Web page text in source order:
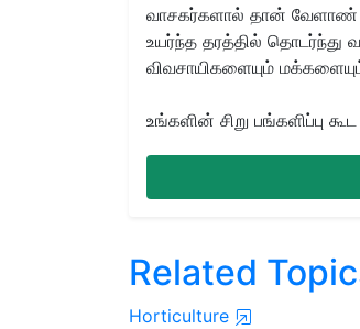
வாசகர்களால் தான் வேளாண்
உயர்ந்த தரத்தில் தொடர்ந்து
விவசாயிகளையும்
உங்களின் சிறு பங்களிப்பு
Related
Horticulture